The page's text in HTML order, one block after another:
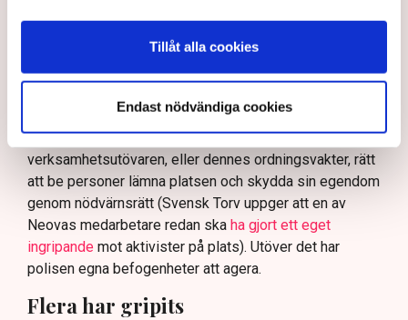
Tillåt alla cookies
Endast nödvändiga cookies
ha en tydligare skyldighet att skydda privat egendom
och näringsverksamhet mot den typen av störningar.
Nu svarar polisen på kritiken.
Enligt Anna-Lena Mann, polisinspektör vid
kommunikationsavdelningen i region Väst, har
verksamhetsutövaren, eller dennes ordningsvakter, rätt
att be personer lämna platsen och skydda sin egendom
genom nödvärnsrätt (Svensk Torv uppger att en av
Neovas medarbetare redan ska ha gjort ett eget
ingripande mot aktivister på plats). Utöver det har
polisen egna befogenheter att agera.
Flera har gripits